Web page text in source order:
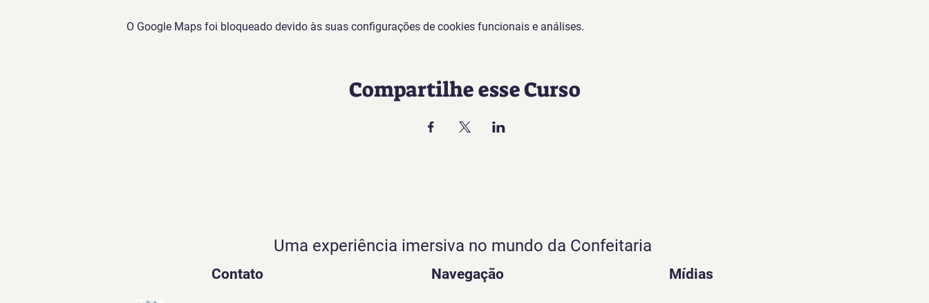
O Google Maps foi bloqueado devido às suas configurações de cookies funcionais e análises.
Compartilhe esse Curso
Uma experiência imersiva no mundo da Confeitaria
Contato Navegação Mídias